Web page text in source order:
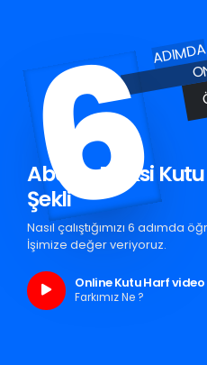
6ADIMDA
Abana Pleksi
Şekli
Nasıl çalıştığımızı 6 adımda
İşimize değer veriyoruz.
Online Kutu Harf video
Farkımız Ne ?